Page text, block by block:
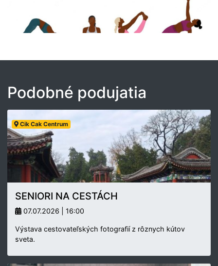
Podobné podujatia
Cik Cak Centrum
SENIORI NA CESTÁCH
07.07.2026 | 16:00
Výstava cestovateľských fotografií z rôznych kútov
sveta.